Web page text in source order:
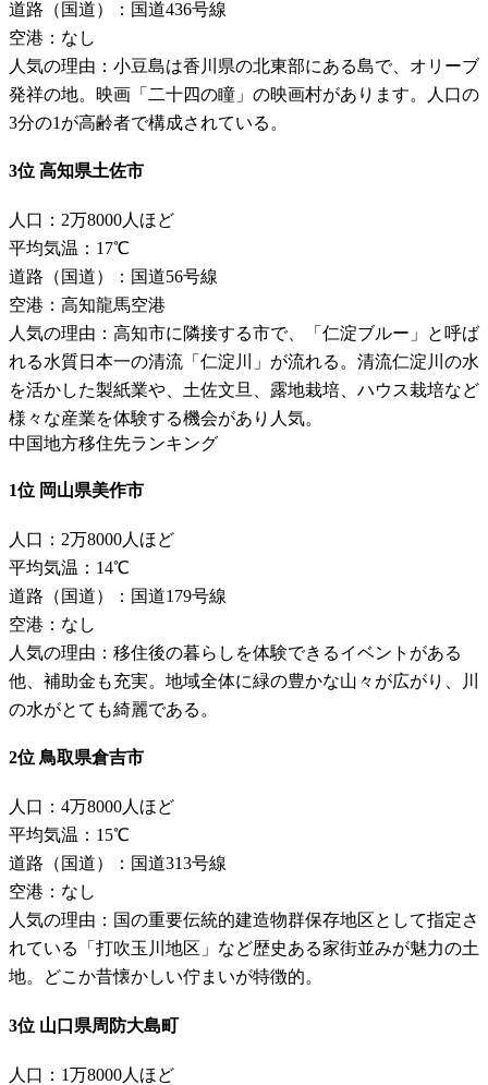
道路（国道）：国道436号線
空港：なし
人気の理由：小豆島は香川県の北東部にある島で、オリーブ
発祥の地。映画「二十四の瞳」の映画村があります。人口の
3分の1が高齢者で構成されている。
3位 高知県土佐市
人口：2万8000人ほど
平均気温：17℃
道路（国道）：国道56号線
空港：高知龍馬空港
人気の理由：高知市に隣接する市で、「仁淀ブルー」と呼ば
れる水質日本一の清流「仁淀川」が流れる。清流仁淀川の水
を活かした製紙業や、土佐文旦、露地栽培、ハウス栽培など
様々な産業を体験する機会があり人気。
中国地方移住先ランキング
1位 岡山県美作市
人口：2万8000人ほど
平均気温：14℃
道路（国道）：国道179号線
空港：なし
人気の理由：移住後の暮らしを体験できるイベントがある
他、補助金も充実。地域全体に緑の豊かな山々が広がり、川
の水がとても綺麗である。
2位 鳥取県倉吉市
人口：4万8000人ほど
平均気温：15℃
道路（国道）：国道313号線
空港：なし
人気の理由：国の重要伝統的建造物群保存地区として指定さ
れている「打吹玉川地区」など歴史ある家街並みが魅力の土
地。どこか昔懐かしい佇まいが特徴的。
3位 山口県周防大島町
人口：1万8000人ほど